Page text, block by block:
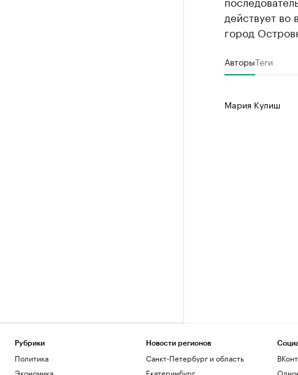
действует
город
АвторыТеги
Мария Кулиш
Рубрики
Политика
Экономика
Новости регионов
Санкт-Петербург и область
Екатеринбург